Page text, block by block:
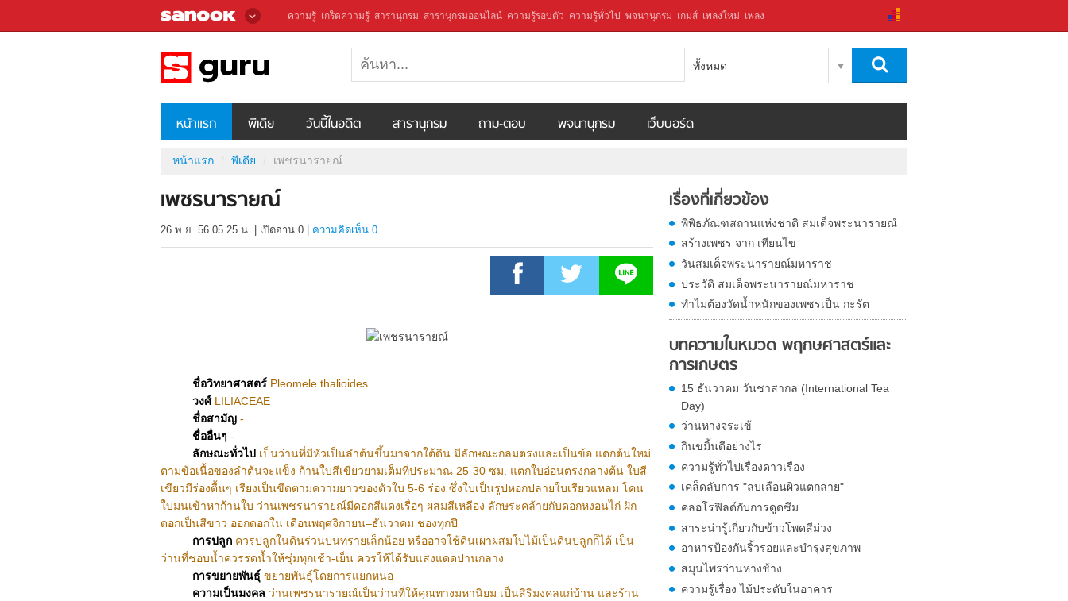
ความรู้ เกร็ดความรู้ สารานุกรม สารานุกรมออนไลน์ ความรู้รอบตัว ความรู้ทั่วไป พจนานุกรม เกมส์ เพลงใหม่ เพลง
ทั้งหมด
หน้าแรก พีเดีย วันนี้ในอดีต สารานุกรม ถาม-ตอบ พจนานุกรม เว็บบอร์ด
หน้าแรก พีเดีย เพชรนารายณ์
เพชรนารายณ์
26 พ.ย. 56 05.25 น. เปิดอ่าน 0 ความคิดเห็น 0
ชื่อวิทยาศาสตร์ Pleomele thalioides.
วงศ์ LILIACEAE
ชื่อสามัญ -
ชื่ออื่นๆ -
ลักษณะทั่วไป เป็นว่านที่มีหัวเป็นลำต้นขึ้นมาจากใต้ดิน มีลักษณะกลมตรงและเป็นข้อ แตกต้นใหม่
ตามข้อเนื้อของลำต้นจะแข็ง ก้านใบสีเขียวยามเต็มที่ประมาณ 25-30 ซม. แตกใบอ่อนตรงกลางต้น ใบสี
เขียวมีร่องตื้นๆ เรียงเป็นขีดตามความยาวของตัวใบ 5-6 ร่อง ซึ่งใบเป็นรูปหอกปลายใบเรียวแหลม โคน
ใบมนเข้าหาก้านใบ ว่านเพชรนารายณ์มีดอกสีแดงเรื่อๆ ผสมสีเหลือง ลักษระคล้ายกับดอกหงอนไก่ ฝัก
ดอกเป็นสีขาว ออกดอกใน เดือนพฤศจิกายน–ธันวาคม ชองทุกปี
การปลูก ควรปลูกในดินร่วนปนทรายเล็กน้อย หรืออาจใช้ดินเผาผสมใบไม้เป็นดินปลูกก็ได้ เป็น
ว่านที่ชอบน้ำควรรดน้ำให้ชุ่มทุกเช้า-เย็น ควรให้ได้รับแสงแดดปานกลาง
การขยายพันธุ์ ขยายพันธุ์โดยการแยกหน่อ
ความเป็นมงคล ว่านเพชรนารายณ์เป็นว่านที่ให้คุณทางมหานิยม เป็นสิริมงคลแก่บ้าน และร้าน
เรื่องที่เกี่ยวข้อง
พิพิธภัณฑสถานแห่งชาติ สมเด็จพระนารายณ์
สร้างเพชร จาก เทียนไข
วันสมเด็จพระนารายณ์มหาราช
ประวัติ สมเด็จพระนารายณ์มหาราช
ทำไมต้องวัดน้ำหนักของเพชรเป็น กะรัต
บทความในหมวด พฤกษศาสตร์และ
การเกษตร
15 ธันวาคม วันชาสากล (International Tea
Day)
ว่านหางจระเข้
กินขมิ้นดีอย่างไร
ความรู้ทั่วไปเรื่องดาวเรือง
เคล็ดลับการ "ลบเลือนผิวแตกลาย"
คลอโรฟิลด์กับการดูดซึม
สาระน่ารู้เกี่ยวกับข้าวโพดสีม่วง
อาหารป้องกันริ้วรอยและบำรุงสุขภาพ
สมุนไพรว่านหางช้าง
ความรู้เรื่อง ไม้ประดับในอาคาร